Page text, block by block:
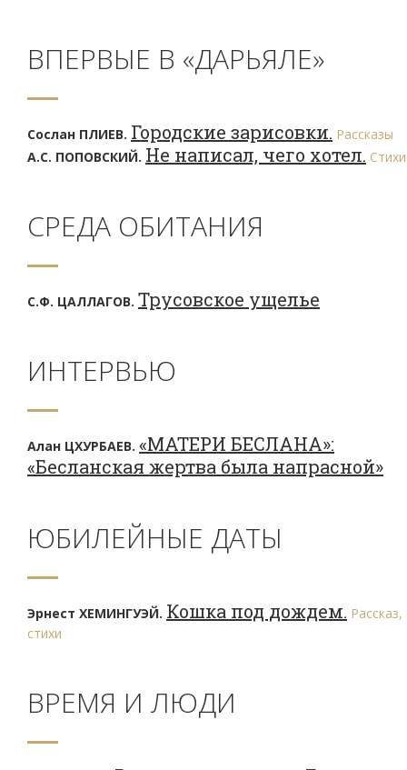
ВПЕРВЫЕ В «ДАРЬЯЛЕ»
Сослан ПЛИЕВ. Городские зарисовки. Рассказы
А.С. ПОПОВСКИЙ. Не написал, чего хотел. Стихи
СРЕДА ОБИТАНИЯ
С.Ф. ЦАЛЛАГОВ. Трусовское ущелье
ИНТЕРВЬЮ
Алан ЦХУРБАЕВ. «МАТЕРИ БЕСЛАНА»:
«Бесланская жертва была напрасной»
ЮБИЛЕЙНЫЕ ДАТЫ
Эрнест ХЕМИНГУЭЙ. Кошка под дождем. Рассказ,
стихи
ВРЕМЯ И ЛЮДИ